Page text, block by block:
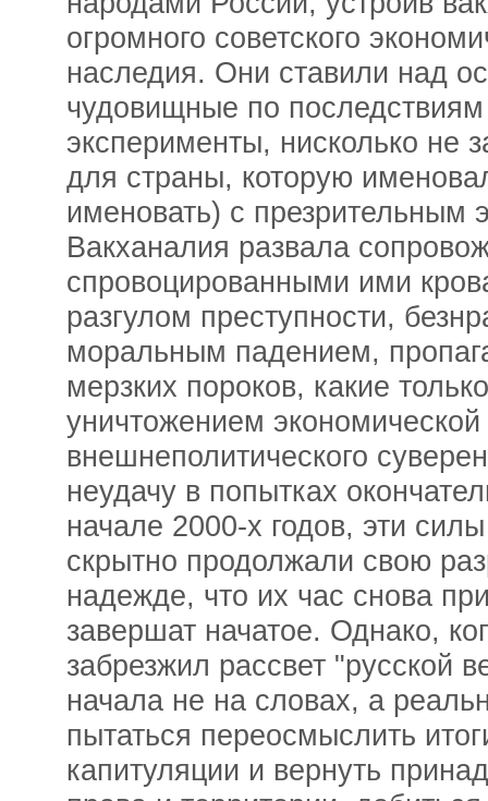
огромного советского
наследия. Они ставили над
чудовищные по
эксперименты, нисколько не
для страны, которую
именовать) с презрительным
Вакханалия развала
спровоцированными ими
разгулом преступности,
моральным падением,
мерзких пороков, какие
уничтожением
внешнеполитического
неудачу в попытках
начале 2000-х годов, эти
скрытно продолжали свою
надежде, что их час снова
завершат начатое. Однако,
забрезжил рассвет "русской
начала не на словах, а
пытаться переосмыслить
капитуляции и вернуть